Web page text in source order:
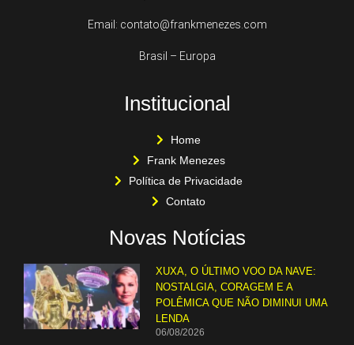
Email: contato@frankmenezes.com
Brasil – Europa
Institucional
Home
Frank Menezes
Política de Privacidade
Contato
Novas Notícias
XUXA, O ÚLTIMO VOO DA NAVE:
NOSTALGIA, CORAGEM E A
POLÊMICA QUE NÃO DIMINUI UMA
LENDA
06/08/2026